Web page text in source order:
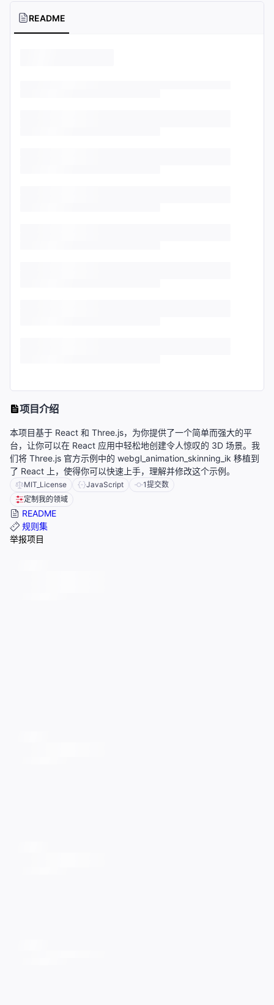
README
项目介绍
本项目基于 React 和 Three.js，为你提供了一个简单而强大的平
台，让你可以在 React 应用中轻松地创建令人惊叹的 3D 场景。我
们将 Three.js 官方示例中的 webgl_animation_skinning_ik 移植到
了 React 上，使得你可以快速上手，理解并修改这个示例。
MIT_License JavaScript 1提交数
定制我的领域
README
规则集
举报项目